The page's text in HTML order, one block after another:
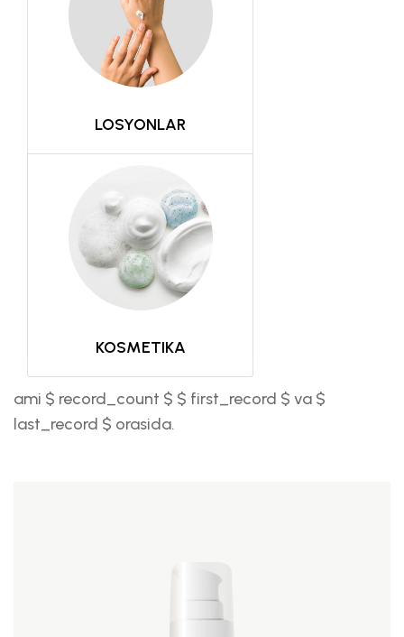
LOSYONLAR
KOSMETIKA
ami $ record_count $ $ first_record $ va $
last_record $ orasida.